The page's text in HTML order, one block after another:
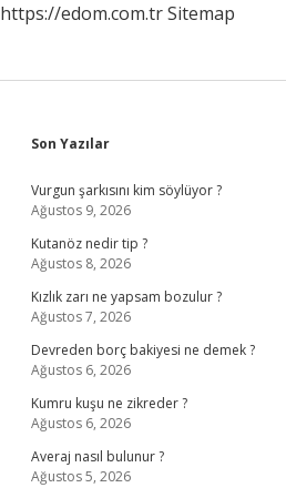
https://edom.com.trSitemap
Sidebar
Son Yazılar
Vurgun şarkısını kim söylüyor ?
Ağustos 9, 2026
Kutanöz nedir tip ?
Ağustos 8, 2026
Kızlık zarı ne yapsam bozulur ?
Ağustos 7, 2026
Devreden borç bakiyesi ne demek ?
Ağustos 6, 2026
Kumru kuşu ne zikreder ?
Ağustos 6, 2026
Averaj nasıl bulunur ?
Ağustos 5, 2026